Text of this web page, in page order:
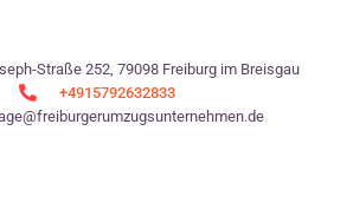
Straße 252, 79098 Freiburg im Breisgau
+4915792632833